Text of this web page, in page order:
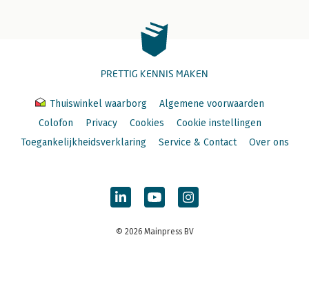
PRETTIG KENNIS MAKEN
Thuiswinkel waarborg
Algemene voorwaarden
Colofon
Privacy Cookies
Cookie instellingen
Toegankelijkheidsverklaring
Service & Contact Over ons
© 2026 Mainpress BV